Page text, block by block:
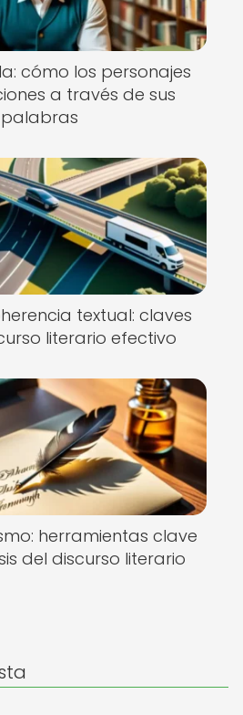
cómo los personajes
a través de sus
palabras
textual: claves
literario efectivo
herramientas clave
del discurso literario